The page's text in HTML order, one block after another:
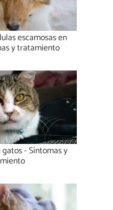
escamosas en
y tratamiento
- Síntomas y